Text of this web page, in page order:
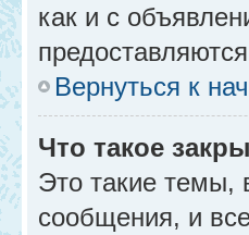
как и с
Вернуться к
Что такое
Это такие темы,
сообщения, и